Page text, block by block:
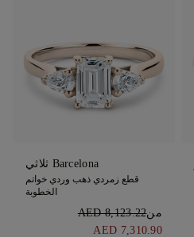
Barcelona ثلاثي
قطع زمردي ذهب وردي خواتم
الخطوبة
منAED 8,123.22
AED 7,310.90